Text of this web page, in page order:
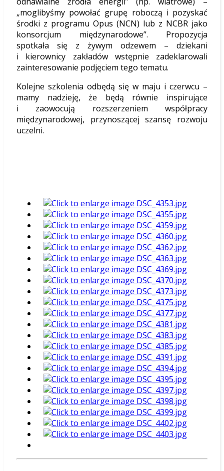
„moglibyśmy powołać grupę roboczą i pozyskać
środki z programu Opus (NCN) lub z NCBR jako
konsorcjum międzynarodowe”. Propozycja
spotkała się z żywym odzewem – dziekani
i kierownicy zakładów wstępnie zadeklarowali
zainteresowanie podjęciem tego tematu.
Kolejne szkolenia odbędą się w maju i czerwcu –
mamy nadzieję, że będą równie inspirujące
i zaowocują rozszerzeniem współpracy
międzynarodowej, przynoszącej szansę rozwoju
uczelni.